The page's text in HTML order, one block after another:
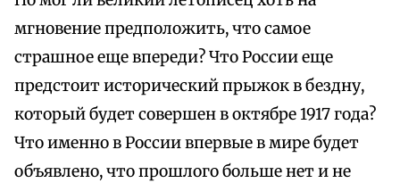
мгновение предположить, что самое
страшное еще впереди? Что России еще
предстоит исторический прыжок в бездну,
который будет совершен в октябре 1917 года?
Что именно в России впервые в мире будет
объявлено, что прошлого больше нет и не